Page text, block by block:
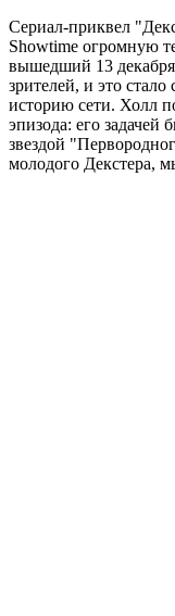
Сериал-приквел
Showtime огромную
вышедший 13
зрителей, и это
историю сети. Холл
эпизода: его задачей
звездой
молодого Декстера,